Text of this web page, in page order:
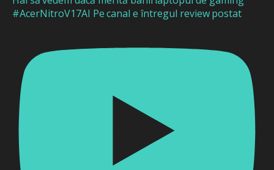
#AcerNitroV17AI Pe canal e întregul review postat